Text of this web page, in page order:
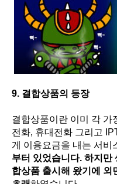
9. 결합상품의 등장
결합상품이란 이미 각 가
전화, 휴대전화 그리고
게 이용요금을 내는 서비
부터 있었습니다. 하지만
합상품 출시해 왔기에 외